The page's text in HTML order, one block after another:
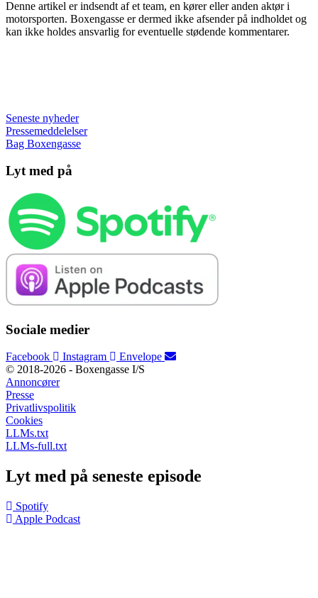
Denne artikel er indsendt af et team, en kører eller anden aktør i
motorsporten. Boxengasse er dermed ikke afsender på indholdet og
kan ikke holdes ansvarlig for eventuelle stødende kommentarer.
Seneste nyheder
Pressemeddelelser
Bag Boxengasse
Lyt med på
Sociale medier
Facebook Instagram
Envelope
© 2018-2026 - Boxengasse I/S
Annoncører
Presse
Privatlivspolitik
Cookies
LLMs.txt
LLMs-full.txt
Lyt med på seneste episode
Spotify
Apple Podcast